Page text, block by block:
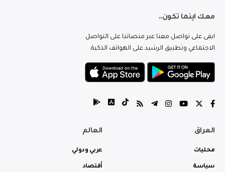
معك اينما تكون..
ابقى على تواصل معنا عبر منصاتنا على التواصل
الاجتماعي وتطبيق الرشيد على الهواتف الذكية.
العراق
محليات
سياسة
العالم
عربي ودولي
أقتصاد